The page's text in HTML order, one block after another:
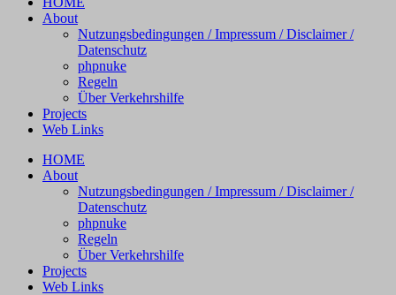
About
Nutzungsbedingungen / Impressum / Disclaimer /
Datenschutz
phpnuke
Regeln
Über Verkehrshilfe
Projects
Web Links
HOME
About
Nutzungsbedingungen / Impressum / Disclaimer /
Datenschutz
phpnuke
Regeln
Über Verkehrshilfe
Projects
Web Links